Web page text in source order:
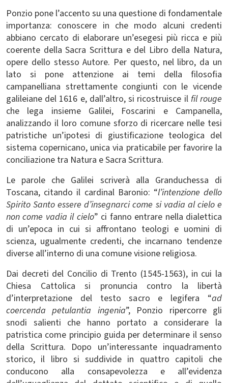
Ponzio pone l’accento su una questione di fondamentale
importanza: conoscere in che modo alcuni credenti
abbiano cercato di elaborare un’esegesi più ricca e più
coerente della Sacra Scrittura e del Libro della Natura,
opere dello stesso Autore. Per questo, nel libro, da un
lato si pone attenzione ai temi della filosofia
campanelliana strettamente congiunti con le vicende
galileiane del 1616 e, dall’altro, si ricostruisce il fil rouge
che lega insieme Galilei, Foscarini e Campanella,
analizzando il loro comune sforzo di ricercare nelle tesi
patristiche un’ipotesi di giustificazione teologica del
sistema copernicano, unica via praticabile per favorire la
conciliazione tra Natura e Sacra Scrittura.
Le parole che Galilei scriverà alla Granduchessa di
Toscana, citando il cardinal Baronio: “l’intenzione dello
Spirito Santo essere d’insegnarci come si vadia al cielo e
non come vadia il cielo” ci fanno entrare nella dialettica
di un’epoca in cui si affrontano teologi e uomini di
scienza, ugualmente credenti, che incarnano tendenze
diverse all’interno di una comune visione religiosa.
Dai decreti del Concilio di Trento (1545-1563), in cui la
Chiesa Cattolica si pronuncia contro la libertà
d’interpretazione del testo sacro e legifera “ad
coercenda petulantia ingenia”, Ponzio ripercorre gli
snodi salienti che hanno portato a considerare la
patristica come principio guida per determinare il senso
della Scrittura. Dopo un’interessante inquadramento
storico, il libro si suddivide in quattro capitoli che
conducono alla consapevolezza e all’evidenza